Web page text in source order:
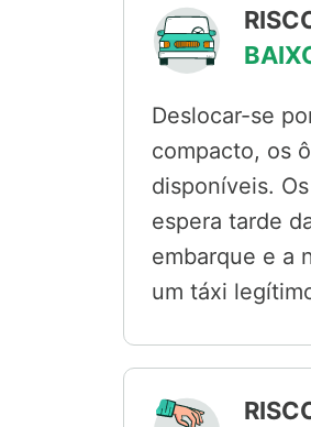
Deslocar-se
compacto, os
disponíveis.
espera tarde
embarque e a
um táxi